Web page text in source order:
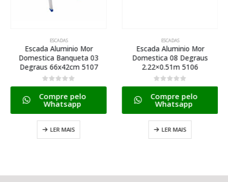
ESCADAS
Escada Aluminio Mor
Domestica Banqueta 03
Degraus 66x42cm 5107
0de 5
Compre pelo
Whatsapp
LER MAIS
ESCADAS
Escada Aluminio Mor
Domestica 08 Degraus
2.22×0.51m 5106
0de 5
Compre pelo
Whatsapp
LER MAIS